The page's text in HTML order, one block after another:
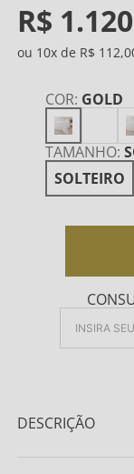
R$ 1.120
10 R$ 112,
COR: GOLD
TAMANHO:
SOLTEIRO
DESCRIÇÃO